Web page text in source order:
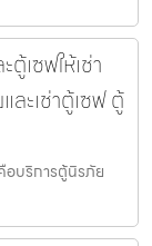
เซฟให้เช่า
ะเช่าตู้เซฟ ตู้
อบริการตู้นิรภัย